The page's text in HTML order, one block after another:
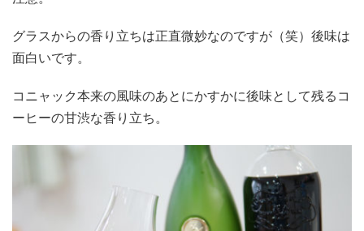
グラスからの香り立ちは正直微妙なのですが（笑）後味は
面白いです。
コニャック本来の風味のあとにかすかに後味として残るコ
ーヒーの甘渋な香り立ち。